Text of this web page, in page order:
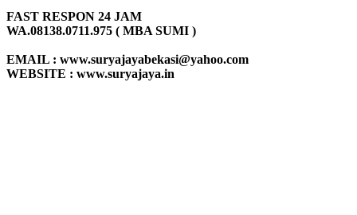
FAST RESPON 24 JAM
WA.08138.0711.975 ( MBA SUMI )
EMAIL : www.suryajayabekasi@yahoo.com
WEBSITE : www.suryajaya.in